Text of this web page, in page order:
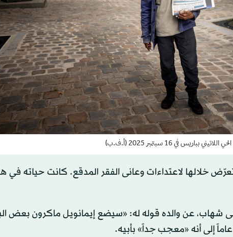
في 16 سبتمبر 2025 (أ.ف.ب)
خلالها لاعتداءات وعانى الفقر المدقع. كانت حياته في
شهاب، عن والده قوله له: «سيضع إيمانويل ماكرون بعض